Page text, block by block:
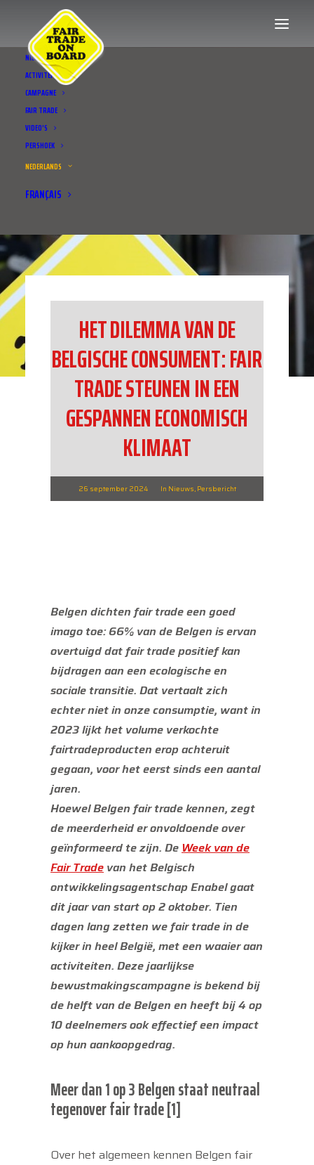
NIEUWS
ACTIVITEITEN
CAMPAGNE
FAIR TRADE
VIDEO’S
PERSHOEK
NEDERLANDS
FRANÇAIS
HET DILEMMA VAN DE
BELGISCHE CONSUMENT: FAIR
TRADE STEUNEN IN EEN
GESPANNEN ECONOMISCH
KLIMAAT
26 september 2024 In Nieuws, Persbericht
Belgen dichten fair trade een goed
imago toe: 66% van de Belgen is ervan
overtuigd dat fair trade positief kan
bijdragen aan een ecologische en
sociale transitie. Dat vertaalt zich
echter niet in onze consumptie, want in
2023 lijkt het volume verkochte
fairtradeproducten erop achteruit
gegaan, voor het eerst sinds een aantal
jaren.
Hoewel Belgen fair trade kennen, zegt
de meerderheid er onvoldoende over
geïnformeerd te zijn. DeWeek van de
Fair Trade van het Belgisch
ontwikkelingsagentschap Enabel gaat
dit jaar van start op 2 oktober. Tien
dagen lang zetten we fair trade in de
kijker in heel België, met een waaier aan
activiteiten. Deze jaarlijkse
bewustmakingscampagne is bekend bij
de helft van de Belgen en heeft bij 4 op
10 deelnemers ook effectief een impact
op hun aankoopgedrag.
Meer dan 1 op 3 Belgen staat neutraal
tegenover fair trade [1]
Over het algemeen kennen Belgen fair